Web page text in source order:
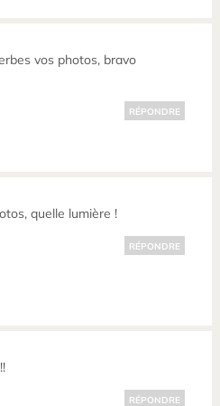
vos photos, bravo
RÉPONDRE
quelle lumière !
RÉPONDRE
RÉPONDRE